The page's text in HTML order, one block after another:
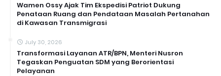
Wamen Ossy Ajak Tim Ekspedisi Patriot Dukung
Penataan Ruang dan Pendataan Masalah Pertanahan
di Kawasan Transmigrasi
July 30, 2026
Transformasi Layanan ATR/BPN, Menteri Nusron
Tegaskan Penguatan SDM yang Berorientasi
Pelayanan